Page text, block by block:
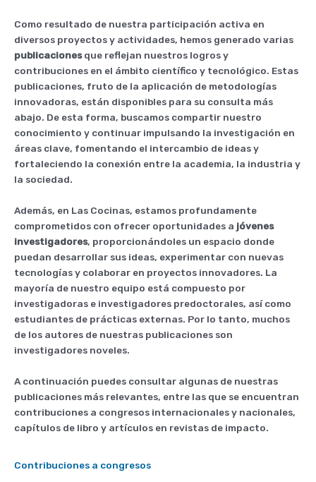
Como resultado de nuestra participación activa en
diversos proyectos y actividades, hemos generado varias
publicacionesque reflejan nuestros logros y
contribuciones en el ámbito científico y tecnológico. Estas
publicaciones, fruto de la aplicación de metodologías
innovadoras, están disponibles para su consulta más
abajo. De esta forma, buscamos compartir nuestro
conocimiento y continuar impulsando la investigación en
áreas clave, fomentando el intercambio de ideas y
fortaleciendo la conexión entre la academia, la industria y
la sociedad.
Además, en Las Cocinas, estamos profundamente
comprometidos con ofrecer oportunidades a jóvenes
investigadores, proporcionándoles un espacio donde
puedan desarrollar sus ideas, experimentar con nuevas
tecnologías y colaborar en proyectos innovadores. La
mayoría de nuestro equipo está compuesto por
investigadoras e investigadores predoctorales, así como
estudiantes de prácticas externas. Por lo tanto, muchos
de los autores de nuestras publicaciones son
investigadores noveles.
A continuación puedes consultar algunas de nuestras
publicaciones más relevantes, entre las que se encuentran
contribuciones a congresos internacionales y nacionales,
capítulos de libro y artículos en revistas de impacto.
Contribuciones a congresos